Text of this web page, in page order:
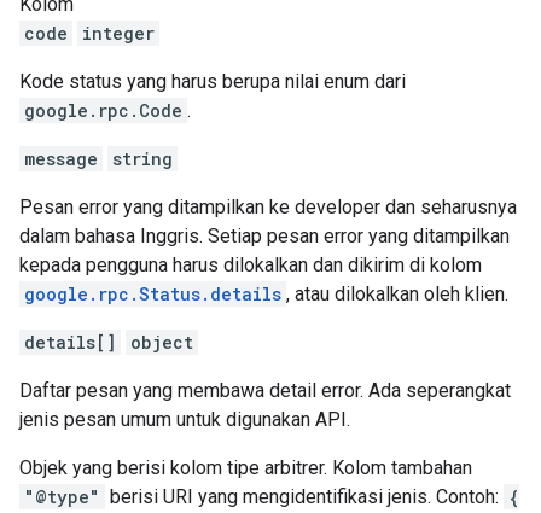
code
integer
Kode status yang harus berupa nilai enum dari
google.rpc.Code .
message string
Pesan error yang ditampilkan ke developer dan seharusnya
dalam bahasa Inggris. Setiap pesan error yang ditampilkan
kepada pengguna harus dilokalkan dan dikirim di kolom
google.rpc.Status.details , atau dilokalkan oleh klien.
details[] object
Daftar pesan yang membawa detail error. Ada seperangkat
jenis pesan umum untuk digunakan API.
Objek yang berisi kolom tipe arbitrer. Kolom tambahan
"@type" berisi URI yang mengidentifikasi jenis. Contoh: {